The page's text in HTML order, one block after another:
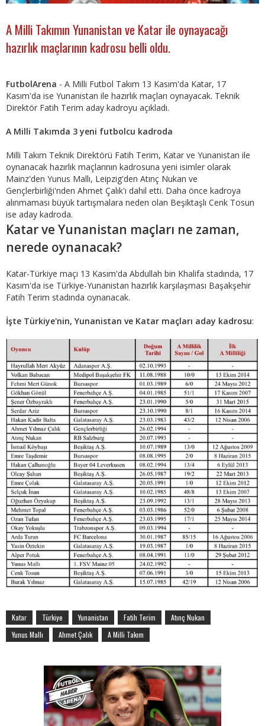
A Milli Takımın Yunanistan ve Katar ile oynayacağı
hazırlık maçlarının kadrosu belli oldu.
FutbolArena - A Milli Futbol Takım 13 Kasım'da Katar, 17
Kasım'da ise Yunanistan ile hazırlık maçları oynayacak. Teknik
Direktör Fatih Terim aday kadroyu açıkladı.
A Milli Takımda 3 yeni futbolcu kadroda
Milli Takım Teknik Direktörü Fatih Terim, Katar ve Yunanistan ile
oynanacak hazırlık maçlarının kadrosuna yeni isimler olarak
Mainz'den Yunus Mallı, Leipzig'den Atınç Nukan ve
Gençlerbirliği'nden Ahmet Çalık'ı dahil etti. Daha önce kadroya
alınmaması büyük tartışmalara neden olan Beşiktaşlı Cenk Tosun
ise aday kadroda.
Katar ve Yunanistan maçları ne zaman,
nerede oynanacak?
Katar-Türkiye maçı 13 Kasım'da Abdullah bin Khalifa stadında, 17
Kasım'da ise Türkiye-Yunanistan hazırlık karşılaşması Başakşehir
Fatih Terim stadında oynanacak.
İşte Türkiye'nin, Yunanistan ve Katar maçları aday kadrosu:
Katar Türkiye Yunanistan Fatih Terim
Atınç Nukan
Yunus Mallı
Ahmet Çalık A Milli Takım